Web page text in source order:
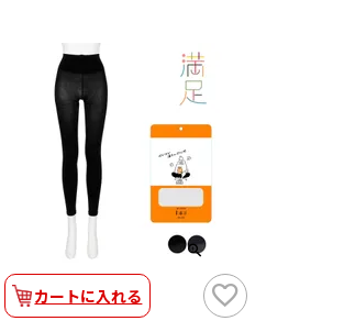
カートに入れる